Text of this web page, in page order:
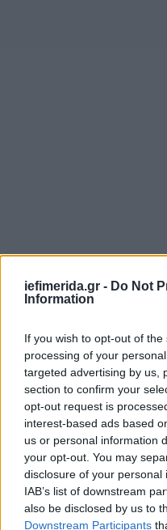
iefimerida.gr - Do Not
Information
If you wish to opt-out of
processing of your
targeted advertising by us,
section to confirm your
opt-out request is
interest-based ads based
us or personal information
your opt-out. You may
disclosure of your
IAB’s list of downstream
also be disclosed by us to
Downstream Participants